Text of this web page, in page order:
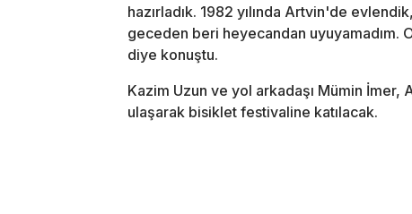
hazırladık. 1982 yılında Artvin'de
geceden beri heyecandan uyuyamadım.
diye konuştu.
Kazim Uzun ve yol arkadaşı Mümin
ulaşarak bisiklet festivaline katılacak.